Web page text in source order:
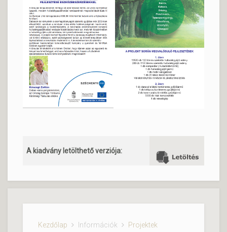
A kiadvány letölthető verziója:
Kezdőlap Információk
Projektek